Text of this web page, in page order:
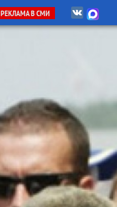
РЕКЛАМА В СМИ